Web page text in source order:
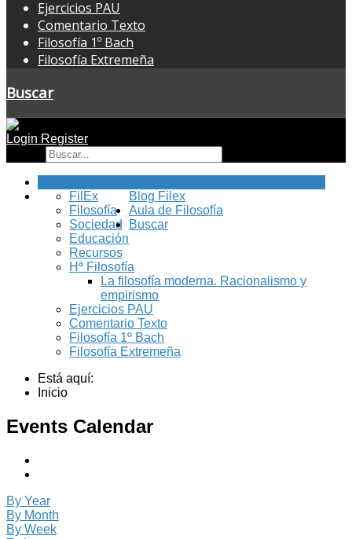
Ejercicios PAU
Comentario Texto
Filosofía 1º Bach
Filosofía Extremeña
Buscar
Login Register
Blog Filex
FilEx
Filosofía
Sociedad
Educación
Recursos
Aula de Filosofía
Hª Filosofía
La filosofía moderna. Racionalismo y
empirismo
Ejercicios PAU
Comentario Texto
Filosofía 1º Bach
Filosofía Extremeña
Buscar
Está aquí:
Inicio
Events Calendar
By Year
By Month
By Week